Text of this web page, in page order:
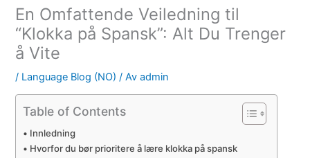
En Omfattende Veiledning til
“Klokka på Spansk”: Alt Du Trenger
å Vite
/ Language Blog (NO) / Av admin
Table of Contents
Innledning
Hvorfor du bør prioritere å lære klokka på spansk